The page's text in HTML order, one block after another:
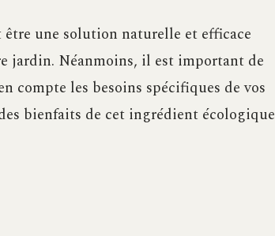
une solution naturelle et efficace
jardin. Néanmoins, il est important de
compte les besoins spécifiques de vos
bienfaits de cet ingrédient écologique